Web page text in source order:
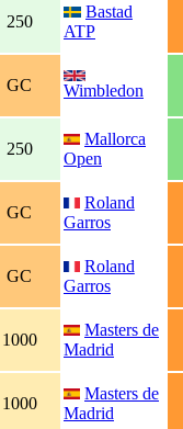
250
Bastad
ATP
GC Wimbledon
250
Mallorca
Open
GC
Roland
Garros
GC
Roland
Garros
1000
Masters de
Madrid
1000
Masters de
Madrid